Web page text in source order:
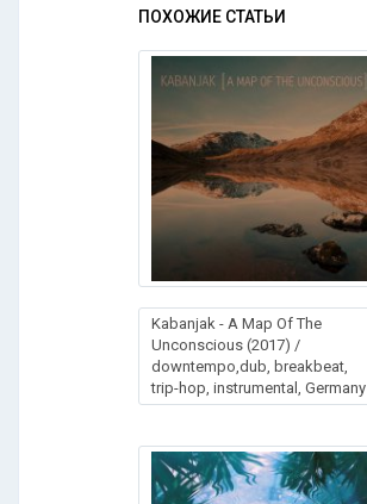
ПОХОЖИЕ СТАТЬИ
Kabanjak - A Map Of The
Unconscious (2017) /
downtempo,dub, breakbeat,
trip-hop, instrumental, Germany